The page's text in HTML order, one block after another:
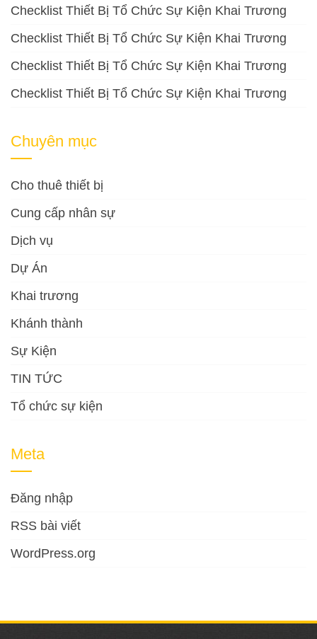
Checklist Thiết Bị Tổ Chức Sự Kiện Khai Trương
Checklist Thiết Bị Tổ Chức Sự Kiện Khai Trương
Checklist Thiết Bị Tổ Chức Sự Kiện Khai Trương
Checklist Thiết Bị Tổ Chức Sự Kiện Khai Trương
Chuyên mục
Cho thuê thiết bị
Cung cấp nhân sự
Dịch vụ
Dự Án
Khai trương
Khánh thành
Sự Kiện
TIN TỨC
Tổ chức sự kiện
Meta
Đăng nhập
RSS bài viết
WordPress.org